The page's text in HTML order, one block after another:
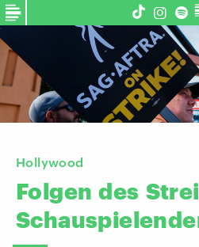
Hollywood
Folgen des